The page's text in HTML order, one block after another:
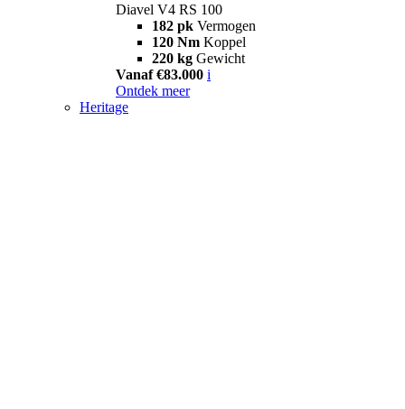
Diavel V4 RS 100
182 pk Vermogen
120 Nm Koppel
220 kg Gewicht
Vanaf €83.000 i
Ontdek meer
Heritage